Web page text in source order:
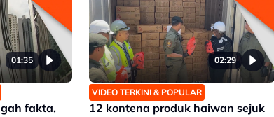
01:35
fakta,
02:29
VIDEO TERKINI & POPULAR
12 kontena produk haiwan sejuk